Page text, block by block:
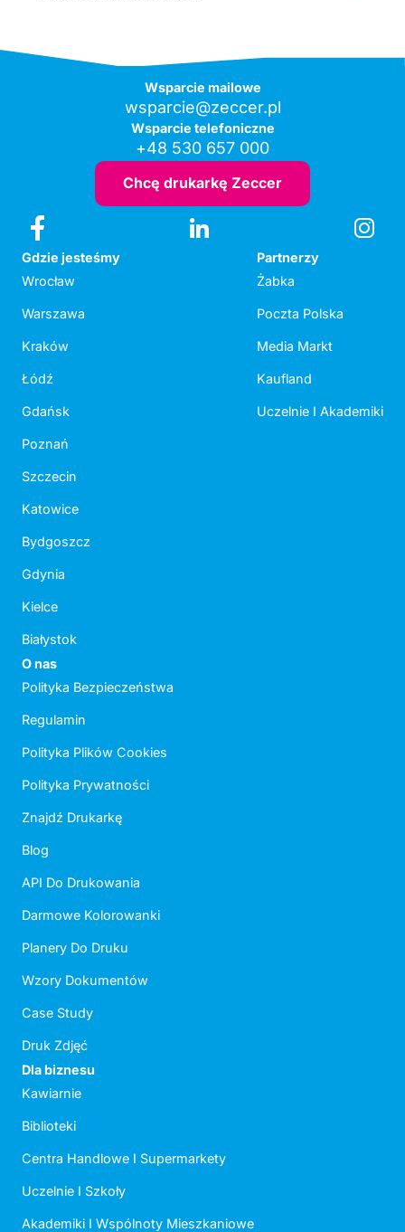
Wsparcie mailowe
wsparcie@zeccer.pl
Wsparcie telefoniczne
+48 530 657 000
Chcę drukarkę Zeccer
Gdzie jesteśmy
Wrocław
Warszawa
Kraków
Łódź
Gdańsk
Poznań
Szczecin
Katowice
Bydgoszcz
Gdynia
Kielce
Białystok
Partnerzy
Żabka
Poczta Polska
Media Markt
Kaufland
Uczelnie I Akademiki
O nas
Polityka Bezpieczeństwa
Regulamin
Polityka Plików Cookies
Polityka Prywatności
Znajdź Drukarkę
Blog
API Do Drukowania
Darmowe Kolorowanki
Planery Do Druku
Wzory Dokumentów
Case Study
Druk Zdjęć
Dla biznesu
Kawiarnie
Biblioteki
Centra Handlowe I Supermarkety
Uczelnie I Szkoły
Akademiki I Wspólnoty Mieszkaniowe